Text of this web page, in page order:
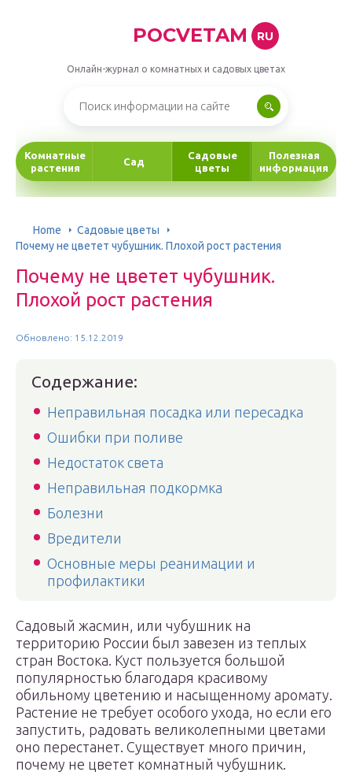
POCVETAM RU
Онлайн-журнал о комнатных и садовых цветах
Комнатные
растения
Сад
Садовые
цветы
Полезная
информация
Home
Садовые цветы
Почему не цветет чубушник. Плохой рост растения
Почему не цветет чубушник.
Плохой рост растения
Обновлено: 15.12.2019
Содержание:
Неправильная посадка или пересадка
Ошибки при поливе
Недостаток света
Неправильная подкормка
Болезни
Вредители
Основные меры реанимации и
профилактики
Садовый жасмин, или чубушник на
территорию России был завезен из теплых
стран Востока. Куст пользуется большой
популярностью благодаря красивому
обильному цветению и насыщенному аромату.
Растение не требует особого ухода, но если его
запустить, радовать великолепными цветами
оно перестанет. Существует много причин,
почему не цветет комнатный чубушник.